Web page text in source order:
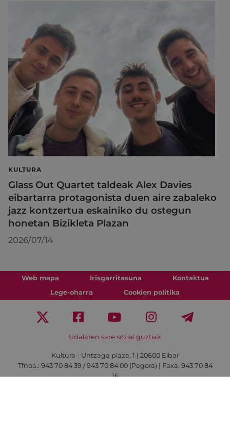
KULTURA
Glass Out Quartet taldeak Alex Davies
eibartarra protagonista duen aire zabaleko
jazz kontzertua eskainiko du ostegun
honetan Bizikleta Plazan
2026/07/14
Web mapa Irisgarritasuna
Kontaktua
Lege-oharra
Cookien politika
Udalaren sare sozial guztiak
Kultura - Untzaga plaza, 1 | 20600 Eibar
Tfnoa.: 943 70 84 39 / 943 70 84 00 (Pegora) | Faxa: 943 70 84
16